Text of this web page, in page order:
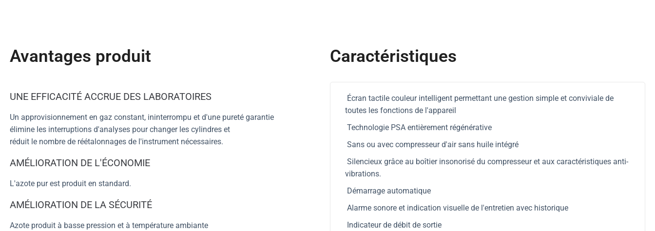
Avantages produit
UNE EFFICACITÉ ACCRUE DES LABORATOIRES
Un approvisionnement en gaz constant, ininterrompu et d'une pureté garantie
élimine les interruptions d'analyses pour changer les cylindres et
réduit le nombre de réétalonnages de l'instrument nécessaires.
AMÉLIORATION DE L'ÉCONOMIE
L'azote pur est produit en standard.
AMÉLIORATION DE LA SÉCURITÉ
Azote produit à basse pression et à température ambiante
Caractéristiques
Écran tactile couleur intelligent permettant une gestion simple et conviviale de
toutes les fonctions de l'appareil
Technologie PSA entièrement régénérative
Sans ou avec compresseur d'air sans huile intégré
Silencieux grâce au boîtier insonorisé du compresseur et aux caractéristiques anti-
vibrations.
Démarrage automatique
Alarme sonore et indication visuelle de l'entretien avec historique
Indicateur de débit de sortie